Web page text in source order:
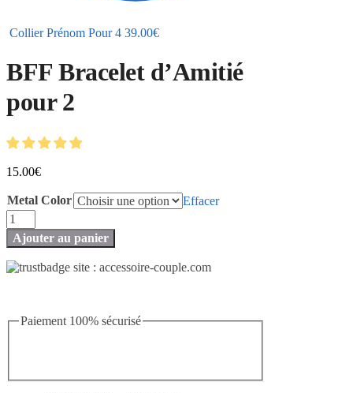
Collier Prénom Pour 4 39.00€
BFF Bracelet d’Amitié
pour 2
15.00€
Metal Color
Effacer
quantité
de
BFF
Bracelet
d'Amitié
Ajouter au panier
Paiement 100% sécurisé